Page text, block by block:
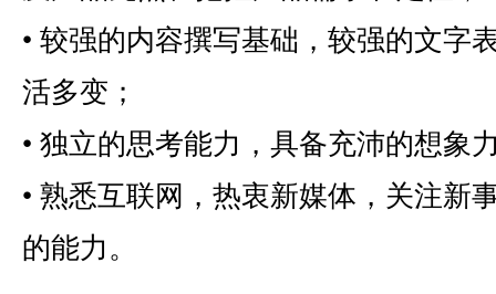
• 较强的内容撰写基础，较强的文字
活多变；
• 独立的思考能力，具备充沛的想象
• 熟悉互联网，热衷新媒体，关注新
的能力。